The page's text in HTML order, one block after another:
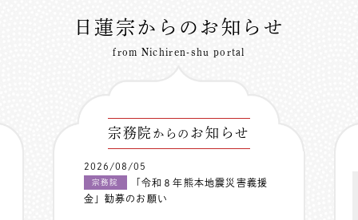
日蓮宗からのお知らせ
from Nichiren-shu portal
宗務院 からの お知らせ
2026/08/05
宗務院
「令和８年熊本地震災害義援
金」勧募のお願い